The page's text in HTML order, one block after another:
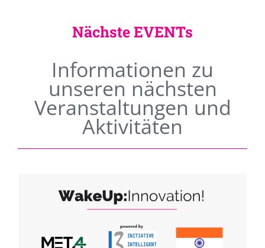
Nächste EVENTs
Informationen zu
unseren nächsten
Veranstaltungen und
Aktivitäten